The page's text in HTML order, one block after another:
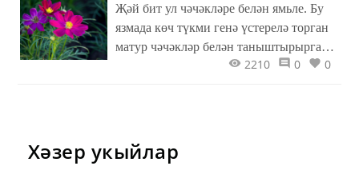
Җәй бит ул чәчәкләре белән ямьле. Бу
язмада көч түкми генә үстерелә торган
матур чәчәкләр белән таныштырырга
телибез. Аларны менә хәзер бакчага
2210 0 0
Хәзер укыйлар